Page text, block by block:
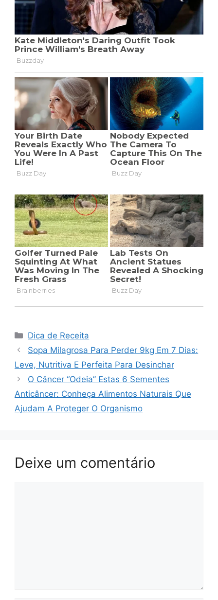
Categorias
Dica de Receita
Sopa Milagrosa Para Perder 9kg Em 7 Dias:
Leve, Nutritiva E Perfeita Para Desinchar
O Câncer “Odeia” Estas 6 Sementes
Anticâncer: Conheça Alimentos Naturais Que
Ajudam A Proteger O Organismo
Deixe um comentário